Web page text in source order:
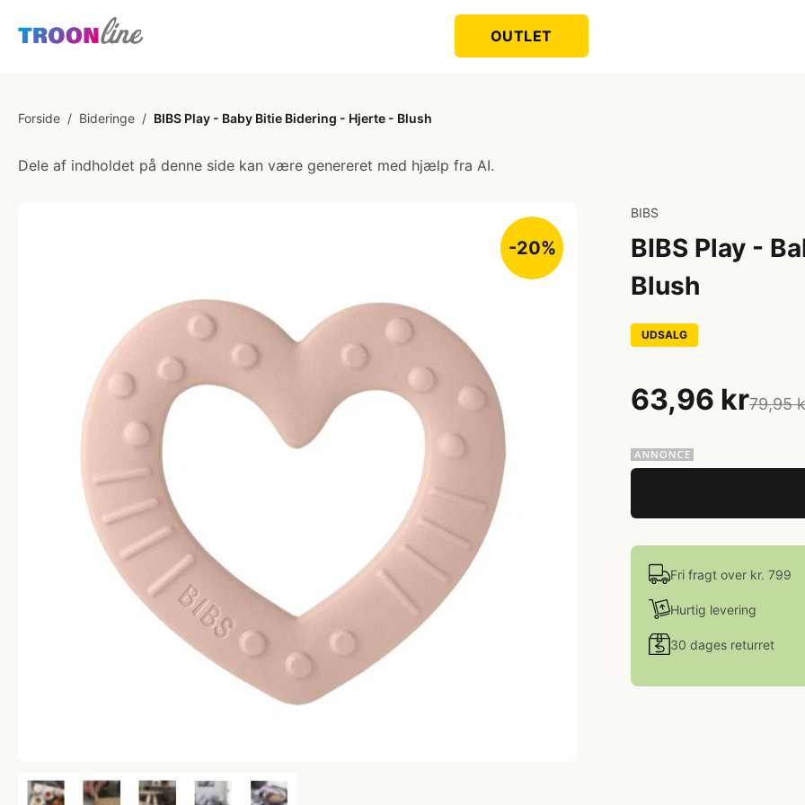
OUTLET
Forside / Bideringe / BIBS Play - Baby Bitie Bidering - Hjerte - Blush
Dele af indholdet på denne side kan være genereret med hjælp fra AI.
-20%
BIBS
BIBS Play -
Blush
UDSALG
63,96 kr79,95
Fri fragt over kr. 799
Hurtig levering
30 dages returret